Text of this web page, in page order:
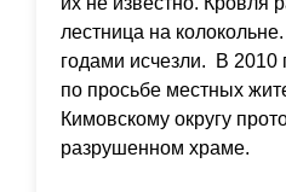
лестница на
годами исчезли. В 2010
по просьбе местных
Кимовскому округу
разрушенном храме.